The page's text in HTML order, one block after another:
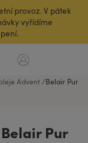
provoz. V pátek
vyřídíme
Advent Belair Pur
Pur